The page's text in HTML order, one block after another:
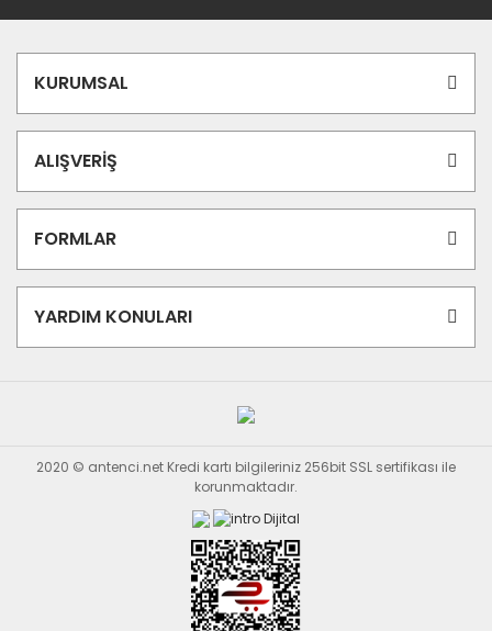
KURUMSAL
ALIŞVERİŞ
FORMLAR
YARDIM KONULARI
2020 © antenci.net Kredi kartı bilgileriniz 256bit SSL sertifikası ile
korunmaktadır.